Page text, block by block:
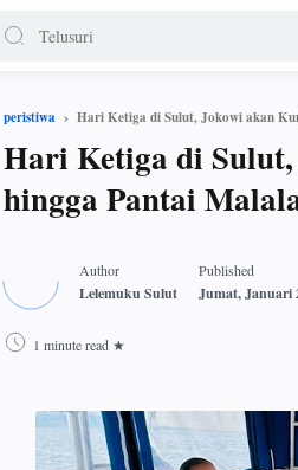
peristiwa Hari Ketiga di Sulut, Jokowi akan
Hari Ketiga di
hingga Pantai
1 minute read